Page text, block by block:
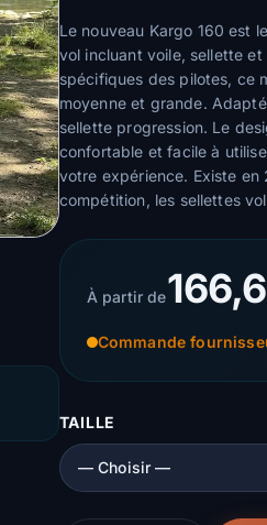
Le nouveau Kargo 160 est
vol incluant voile, sellette
spécifiques des pilotes, ce
moyenne et grande.
sellette progression. Le
confortable et facile à
votre expérience. Existe
compétition, les sellettes
À partir de
Commande
TAILLE